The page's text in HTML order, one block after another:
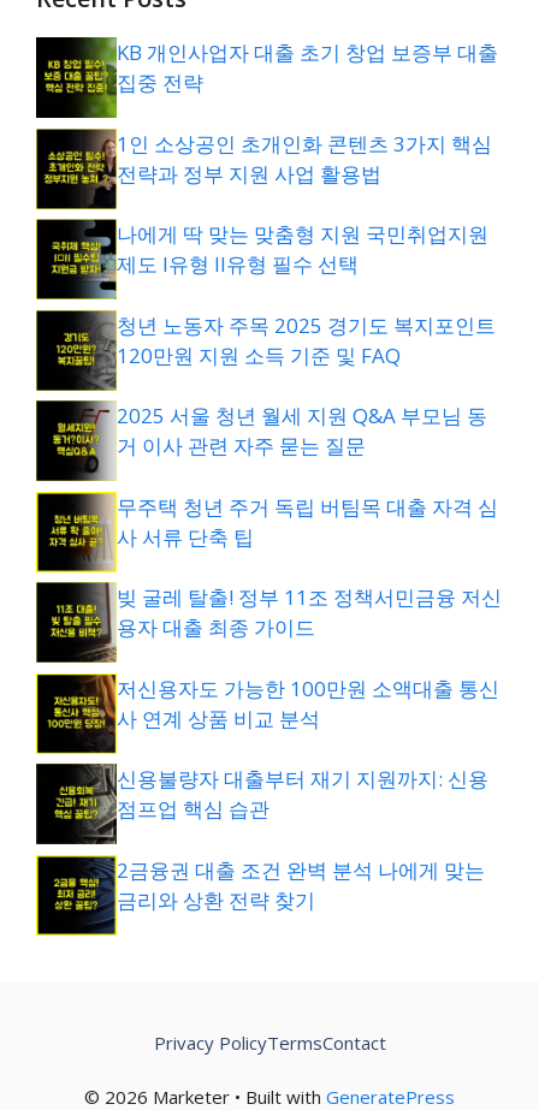
KB 개인사업자 대출 초기 창업 보증부 대출
집중 전략
1인 소상공인 초개인화 콘텐츠 3가지 핵심
전략과 정부 지원 사업 활용법
나에게 딱 맞는 맞춤형 지원 국민취업지원
제도 I유형 II유형 필수 선택
청년 노동자 주목 2025 경기도 복지포인트
120만원 지원 소득 기준 및 FAQ
2025 서울 청년 월세 지원 Q&A 부모님 동
거 이사 관련 자주 묻는 질문
무주택 청년 주거 독립 버팀목 대출 자격 심
사 서류 단축 팁
빚 굴레 탈출! 정부 11조 정책서민금융 저신
용자 대출 최종 가이드
저신용자도 가능한 100만원 소액대출 통신
사 연계 상품 비교 분석
신용불량자 대출부터 재기 지원까지: 신용
점프업 핵심 습관
2금융권 대출 조건 완벽 분석 나에게 맞는
금리와 상환 전략 찾기
© 2026 Marketer • Built with GeneratePress
Privacy PolicyTermsContact